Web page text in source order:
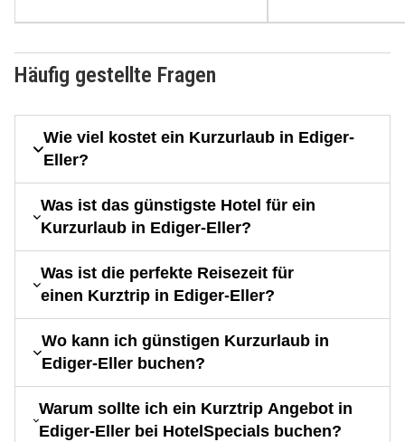
Häufig gestellte Fragen
Wie viel kostet ein Kurzurlaub in Ediger-
Eller?
Was ist das günstigste Hotel für ein
Kurzurlaub in Ediger-Eller?
Was ist die perfekte Reisezeit für
einen Kurztrip in Ediger-Eller?
Wo kann ich günstigen Kurzurlaub in
Ediger-Eller buchen?
Warum sollte ich ein Kurztrip Angebot in
Ediger-Eller bei HotelSpecials buchen?